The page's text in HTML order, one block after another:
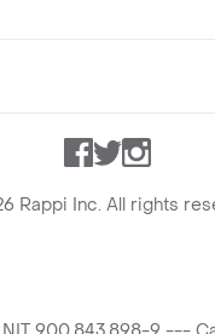
Facebook
Twitter
Rappi Inc. All rights